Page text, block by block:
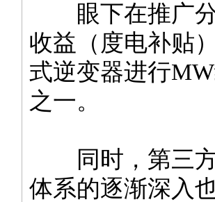
眼下在推广分
收益（度电补贴
式逆变器进行
之一。
同时，第三方
体系的逐渐深入